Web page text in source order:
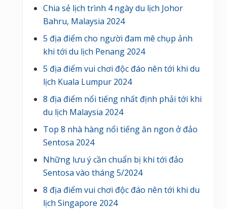
Chia sẻ lịch trình 4 ngày du lịch Johor
Bahru, Malaysia 2024
5 địa điểm cho người đam mê chụp ảnh
khi tới du lịch Penang 2024
5 địa điểm vui chơi độc đáo nên tới khi du
lịch Kuala Lumpur 2024
8 địa điểm nổi tiếng nhất định phải tới khi
du lịch Malaysia 2024
Top 8 nhà hàng nổi tiếng ăn ngon ở đảo
Sentosa 2024
Những lưu ý cần chuẩn bị khi tới đảo
Sentosa vào tháng 5/2024
8 địa điểm vui chơi độc đáo nên tới khi du
lịch Singapore 2024